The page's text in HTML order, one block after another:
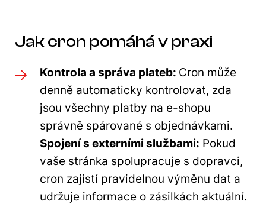
Jak cron pomáhá v praxi
Kontrola a správa plateb: Cron může
denně automaticky kontrolovat, zda
jsou všechny platby na e-shopu
správně spárované s objednávkami.
Spojení s externími službami: Pokud
vaše stránka spolupracuje s dopravci,
cron zajistí pravidelnou výměnu dat a
udržuje informace o zásilkách aktuální.